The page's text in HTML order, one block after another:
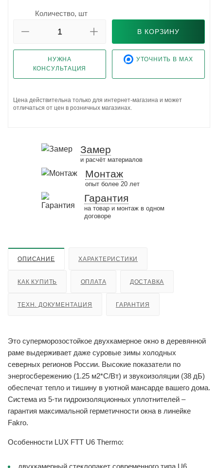
Количество, шт
В КОРЗИНУ
НУЖНА
КОНСУЛЬТАЦИЯ
УТОЧНИТЬ В MAX
Цена действительна только для интернет-магазина и может
отличаться от цен в розничных магазинах.
Замер
и расчёт материалов
Монтаж
опыт более 20 лет
Гарантия
на товар и монтаж в одном
договоре
ОПИСАНИЕ ХАРАКТЕРИСТИКИ
КАК КУПИТЬ ОПЛАТА ДОСТАВКА
ТЕХН. ДОКУМЕНТАЦИЯ ГАРАНТИЯ
Это суперморозостойкое двухкамерное окно в деревянной
раме выдерживает даже суровые зимы холодных
северных регионов России. Высокие показатели по
энергосбережению (1.25 м2*С/Вт) и звукоизоляции (38 дБ)
обеспечат тепло и тишину в уютной мансарде вашего дома.
Система из 5-ти гидроизоляционных уплотнителей –
гарантия максимальной герметичности окна в линейке
Fakro.
Особенности LUX FTT U6 Thermo:
двухкамерный стеклопакет современного типа U6.